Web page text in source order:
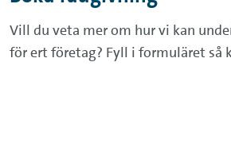
Vill du veta mer om hur vi kan
för ert företag? Fyll i formuläret så